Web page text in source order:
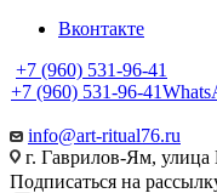
Вконтакте
+7 (960) 531-96-41
+7 (960) 531-96-41
info@art-ritual76.ru
г. Гаврилов-Ям, улица
Подписаться на